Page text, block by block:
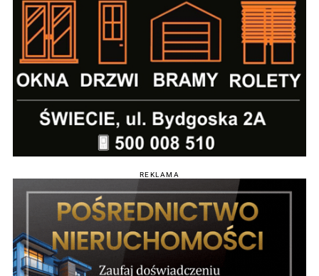
REKLAMA